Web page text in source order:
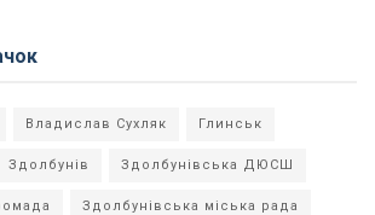
Владислав Сухляк Глинськ
Здолбунів Здолбунівська ДЮСШ
Здолбунівська міська рада